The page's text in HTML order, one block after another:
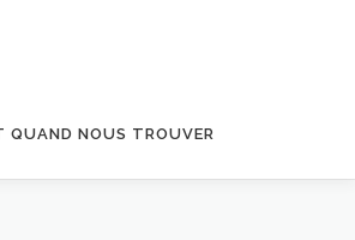
QUAND NOUS TROUVER